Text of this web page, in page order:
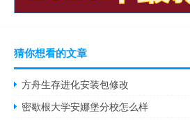
猜你想看的文章
方舟生存进化安装包修改
密歇根大学安娜堡分校怎么样